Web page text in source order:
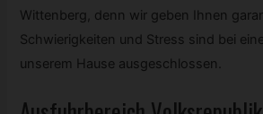
Wittenberg, denn wir geben Ihnen
Schwierigkeiten und Stress sind bei
unserem Hause ausgeschlossen.